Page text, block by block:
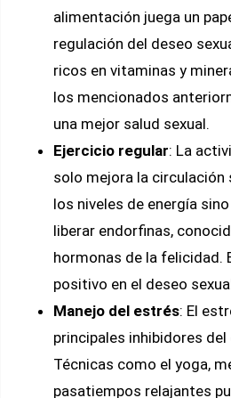
alimentación juega un
regulación del deseo
ricos en vitaminas y
los mencionados
una mejor salud sexual.
Ejercicio regular: La
solo mejora la circulación
los niveles de energía
liberar endorfinas,
hormonas de la felicidad.
positivo en el deseo
Manejo del estrés: El
principales inhibidores del
Técnicas como el yoga,
pasatiempos relajantes